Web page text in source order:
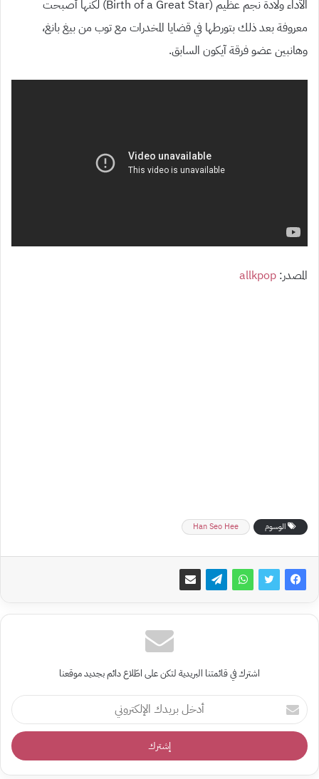
الآداء ولادة نجم عظيم (Birth of a Great Star) لكنها أصبحت
معروفة بعد ذلك بتورطها في قضايا المخدرات مع توب من بيغ بانغ،
وهانبين عضو فرقة آيكون السابق.
المصدر: allkpop
الوسوم Han Seo Hee
اشترك في قائمتنا البريدية لتكن على اطّلاع دائم بجديد موقعنا
أدخل
بريدك
الإلكتروني